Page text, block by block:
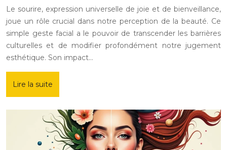
Le sourire, expression universelle de joie et de bienveillance,
joue un rôle crucial dans notre perception de la beauté. Ce
simple geste facial a le pouvoir de transcender les barrières
culturelles et de modifier profondément notre jugement
esthétique. Son impact…
Lire la suite